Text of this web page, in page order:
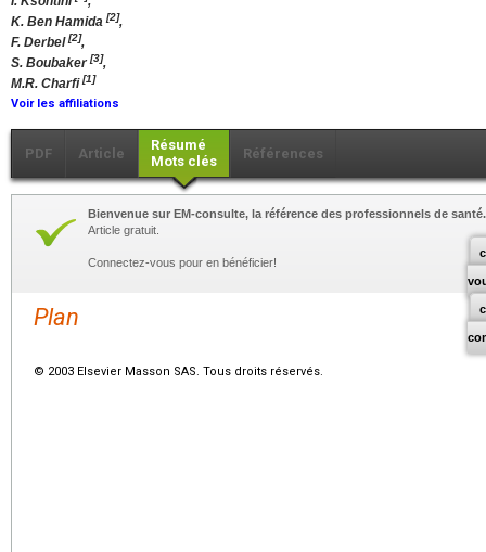
K. Ben Hamida [2],
F. Derbel[2],
S. Boubaker[3],
M.R. Charfi[1]
Voir les affiliations
PDF Article
Résumé
Mots clés
Références
Bienvenue sur EM-consulte, la référence des professionnels de santé.
Article gratuit.
Connectez-vous pour en bénéficier!
Plan
© 2003 Elsevier Masson SAS. Tous droits réservés.